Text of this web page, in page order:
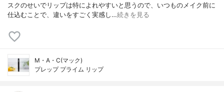
スクのせいでリップは特によれやすいと思うので、いつものメイク前に
仕込むことで、違いをすごく実感し…続きを見る
M・A・C(マック)
プレップ プライム リップ